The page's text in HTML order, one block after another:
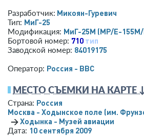
Разработчик: Микоян-Гуревич
Тип: МиГ-25
Модификация: МиГ-25М (МР/E-
Бортовой номер: 710 тип
Заводской номер: 84019175
Оператор: Россия - ВВС
МЕСТО СЪЕМКИ НА КАРТЕ
Страна: Россия
Москва - Ходынское поле (им.
→Ходынка - Музей авиации
Дата: 10 сентября 2009